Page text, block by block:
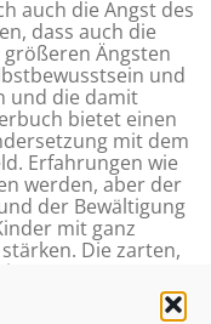
auch die Angst des
dass auch die
Ängsten
und
und die damit
bietet einen
mit dem
Erfahrungen wie
werden, aber der
der Bewältigung
mit ganz
Die zarten,
regen zur
an.